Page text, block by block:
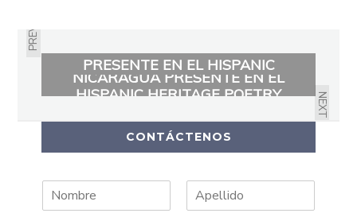
PREVIOUS
PRESENTE EN EL HISPANIC
HERITAGE POETRY FESTIVAL Y EL
HISPANIC BOOK FAIR 2018
NEXT
DANILO LÓPEZ ROMÁN POR
NICARAGUA PRESENTE EN EL
HISPANIC HERITAGE POETRY
CONTÁCTENOS